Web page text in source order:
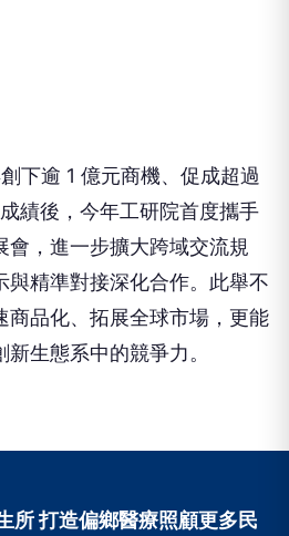
下逾 1 億元商機、促成超過
績後，今年工研院首度攜手
，進一步擴大跨域交流規
與精準對接深化合作。此舉不
商品化、拓展全球市場，更能
生態系中的競爭力。
更多民